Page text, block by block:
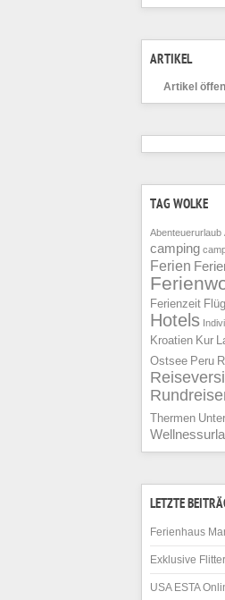
ARTIKEL
Artikel
TAG WOLKE
Abenteuerurlaub
camping
Ferien
Ferienzeit
Hotels
Kroatien Kur
Ostsee Peru
Thermen
LETZTE
Ferienhaus
Exklusive
USA ESTA